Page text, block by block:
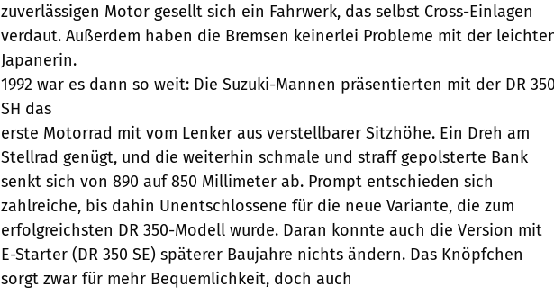
zuverlässigen Motor gesellt sich ein Fahrwerk, das selbst Cross-Einlagen
verdaut. Außerdem haben die Bremsen keinerlei Probleme mit der
Japanerin.
1992 war es dann so weit: Die Suzuki-Mannen präsentierten mit der DR 350
SH das
erste Motorrad mit vom Lenker aus verstellbarer Sitzhöhe. Ein Dreh am
Stellrad genügt, und die weiterhin schmale und straff gepolsterte Bank
senkt sich von 890 auf 850 Millimeter ab. Prompt entschieden sich
zahlreiche, bis dahin Unentschlossene für die neue Variante, die zum
erfolgreichsten DR 350-Modell wurde. Daran konnte auch die Version mit
E-Starter (DR 350 SE) späterer Baujahre nichts ändern. Das Knöpfchen
sorgt zwar für mehr Bequemlichkeit, doch auch